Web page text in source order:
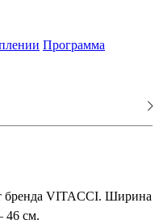
Программа
бренда VITACCI. Ширина
46 см.